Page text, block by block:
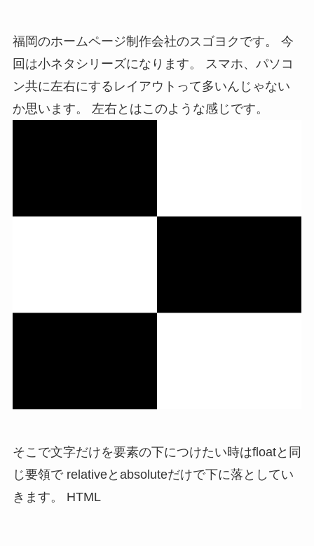
福岡のホームページ制作会社のスゴヨクです。 今
回は小ネタシリーズになります。 スマホ、パソコ
ン共に左右にするレイアウトって多いんじゃない
か思います。 左右とはこのような感じです。
そこで文字だけを要素の下につけたい時はfloatと同
じ要領で relativeとabsoluteだけで下に落としてい
きます。 HTML